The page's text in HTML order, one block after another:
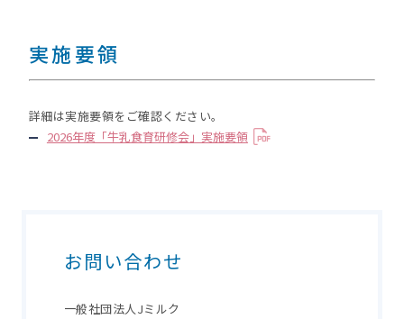
実施要領
詳細は実施要領をご確認ください。
2026年度「牛乳食育研修会」実施要領
お問い合わせ
一般社団法人Jミルク